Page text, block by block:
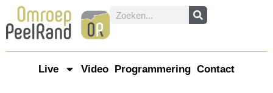
Live Video Programmering Contact